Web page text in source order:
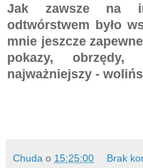
Jak zawsze na
odtwórstwem było
mnie jeszcze
pokazy,
najważniejszy -
Chuda o 15:25:00 Brak